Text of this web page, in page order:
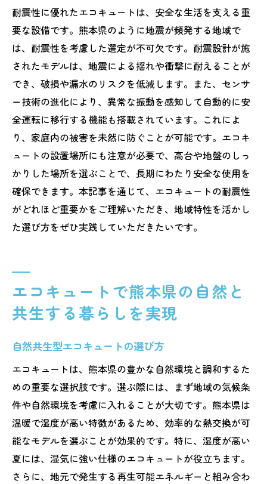
耐震性に優れたエコキュートは、安全な生活を支える重
要な設備です。熊本県のように地震が頻発する地域で
は、耐震性を考慮した選定が不可欠です。耐震設計が施
されたモデルは、地震による揺れや衝撃に耐えることが
でき、破損や漏水のリスクを低減します。また、センサ
ー技術の進化により、異常な振動を感知して自動的に安
全運転に移行する機能も搭載されています。これによ
り、家庭内の被害を未然に防ぐことが可能です。エコキ
ュートの設置場所にも注意が必要で、高台や地盤のしっ
かりした場所を選ぶことで、長期にわたり安全な使用を
確保できます。本記事を通じて、エコキュートの耐震性
がどれほど重要かをご理解いただき、地域特性を活かし
た選び方をぜひ実践していただきたいです。
エコキュートで熊本県の自然と
共生する暮らしを実現
自然共生型エコキュートの選び方
エコキュートは、熊本県の豊かな自然環境と調和するた
めの重要な選択肢です。選ぶ際には、まず地域の気候条
件や自然環境を考慮に入れることが大切です。熊本県は
温暖で湿度が高い特徴があるため、効率的な熱交換が可
能なモデルを選ぶことが効果的です。特に、湿度が高い
夏には、湿気に強い仕様のエコキュートが役立ちます。
さらに、地元で発生する再生可能エネルギーと組み合わ